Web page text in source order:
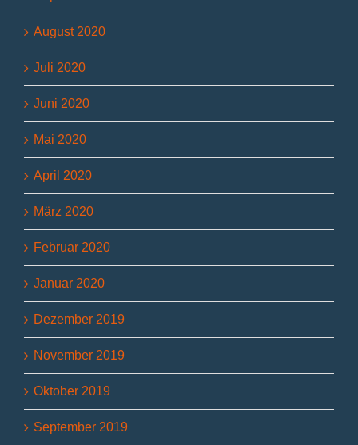
August 2020
Juli 2020
Juni 2020
Mai 2020
April 2020
März 2020
Februar 2020
Januar 2020
Dezember 2019
November 2019
Oktober 2019
September 2019